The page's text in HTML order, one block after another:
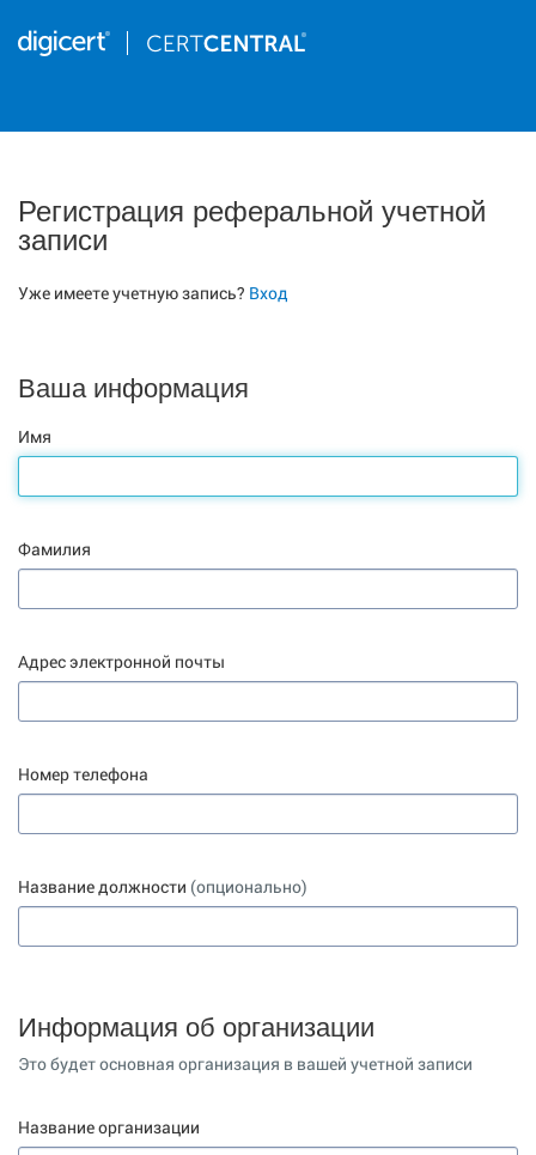
Регистрация реферальной учетной
записи
Уже имеете учетную запись? Вход
Ваша информация
Имя
Фамилия
Адрес электронной почты
Номер телефона
Название должности (опционально)
Информация об организации
Это будет основная организация в вашей учетной записи
Название организации